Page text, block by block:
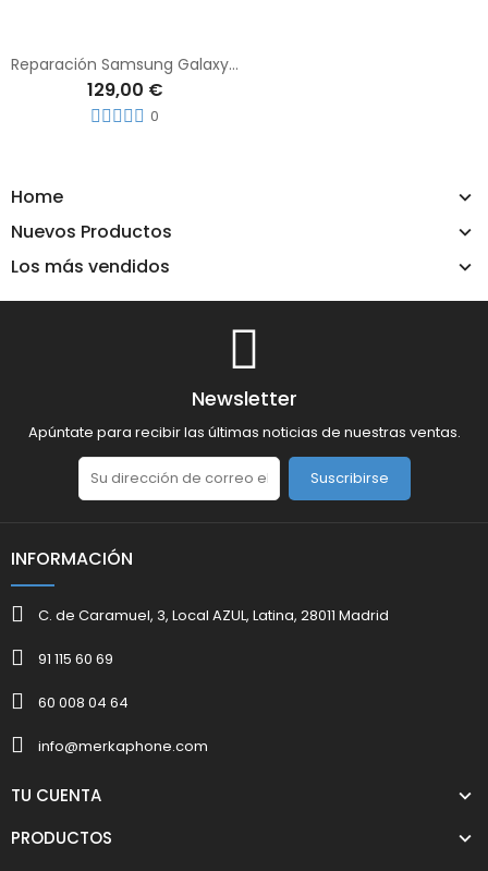
Home
Nuevos Productos
Los más vendidos
Reparación Samsung Galaxy S10
129,00 €
0
Newsletter
Apúntate para recibir las últimas noticias de nuestras ventas.
Suscribirse
INFORMACIÓN
C. de Caramuel, 3, Local AZUL, Latina, 28011 Madrid
91 115 60 69
60 008 04 64
info@merkaphone.com
TU CUENTA
PRODUCTOS